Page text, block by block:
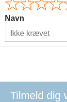
Navn
Tilmeld dig